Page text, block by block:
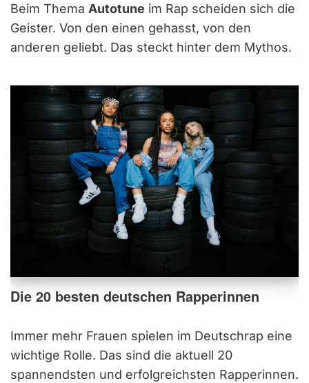
Beim Thema Autotune im Rap scheiden sich die
Geister. Von den einen gehasst, von den
anderen geliebt. Das steckt hinter dem Mythos.
Die 20 besten deutschen Rapperinnen
Immer mehr Frauen spielen im Deutschrap eine
wichtige Rolle. Das sind die aktuell 20
spannendsten und erfolgreichsten Rapperinnen.